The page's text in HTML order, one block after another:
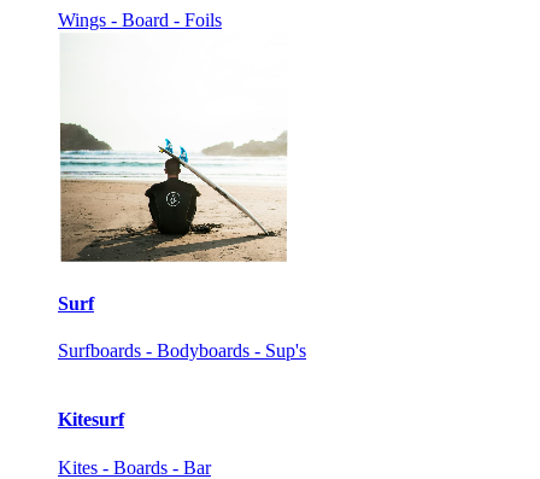
Wings - Board - Foils
Surf
Surfboards - Bodyboards - Sup's
Kitesurf
Kites - Boards - Bar